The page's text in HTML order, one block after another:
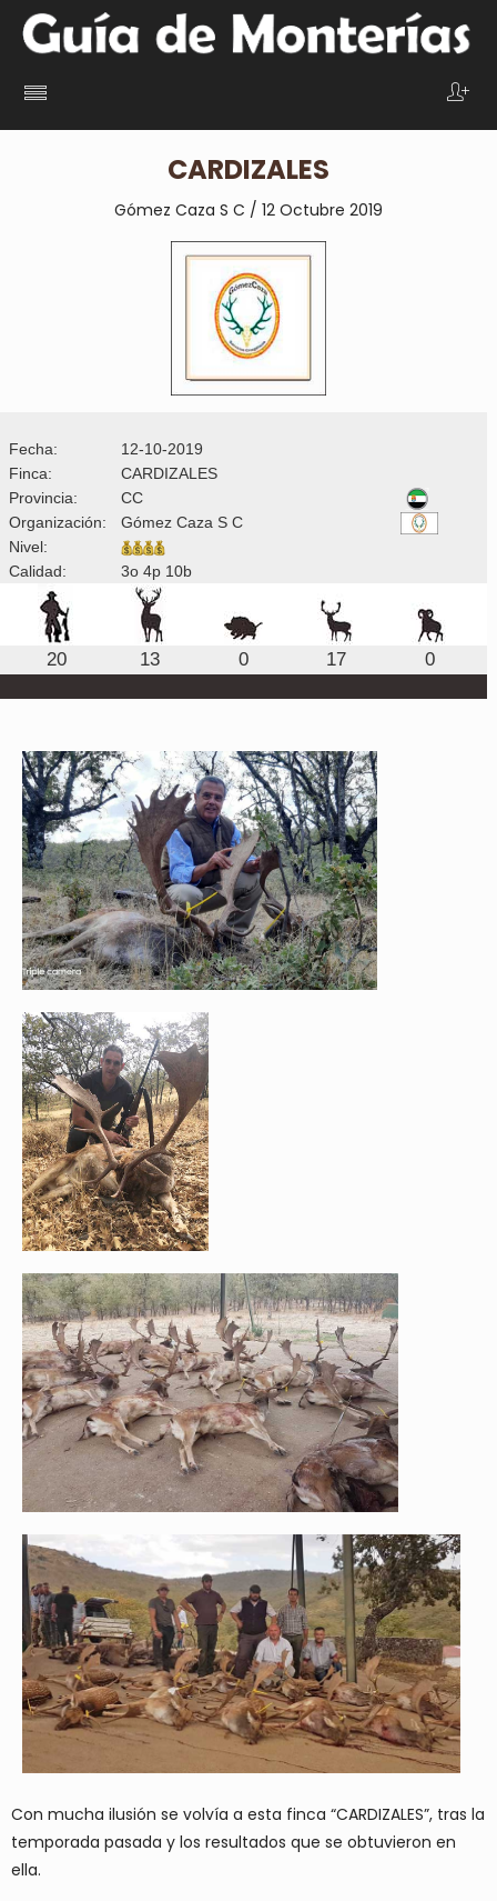
CARDIZALES
Gómez Caza S C / 12 Octubre 2019
Fecha:
12-10-2019
Finca:
CARDIZALES
Provincia:
CC
Organización:
Gómez Caza S C
Nivel:
Calidad:
3o 4p 10b
20 13 0 17 0
Con mucha ilusión se volvía a esta finca “CARDIZALES”, tras la
temporada pasada y los resultados que se obtuvieron en
ella.